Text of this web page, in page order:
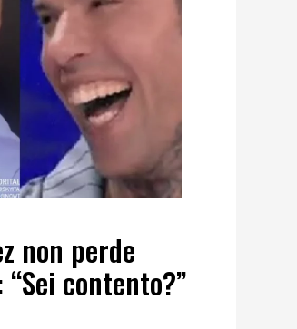
non perde
contento?”